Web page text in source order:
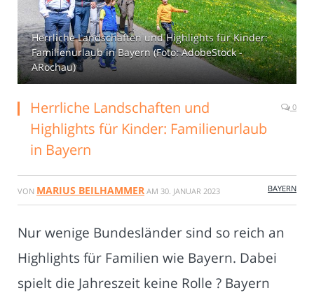
Herrliche Landschaften und Highlights für Kinder:
Familienurlaub in Bayern (Foto: AdobeStock -
ARochau)
Herrliche Landschaften und
Highlights für Kinder: Familienurlaub
in Bayern
0
VON MARIUS BEILHAMMER AM 30. JANUAR 2023 BAYERN
Nur wenige Bundesländer sind so reich an
Highlights für Familien wie Bayern. Dabei
spielt die Jahreszeit keine Rolle ? Bayern